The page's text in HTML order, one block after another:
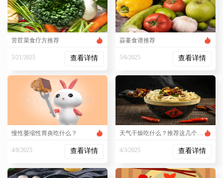
苦苣菜食疗方推荐
5/21/2025
查看详情
蒜薹食谱推荐
5/6/2025
查看详情
慢性萎缩性胃炎吃什么？
4/8/2025
查看详情
天气干燥吃什么？推荐这几个食疗方
4/3/2025
查看详情